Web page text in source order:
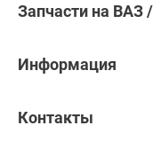
Запчасти на ВАЗ
Информация
Контакты